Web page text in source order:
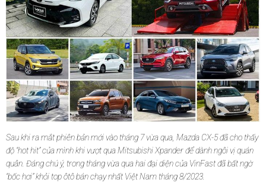
Sau khi ra mắt phiên bản mới vào tháng 7 vừa qua, Mazda CX-5 đã cho thấy
độ “hot hit” của mình khi vượt qua Mitsubishi Xpander để dành ngôi vị quán
quân. Đáng chú ý, trong tháng vừa qua hai đại diện của VinFast đã bất ngờ
“bốc hơi” khỏi top ôtô bán chạy nhất Việt Nam tháng 8/2023.